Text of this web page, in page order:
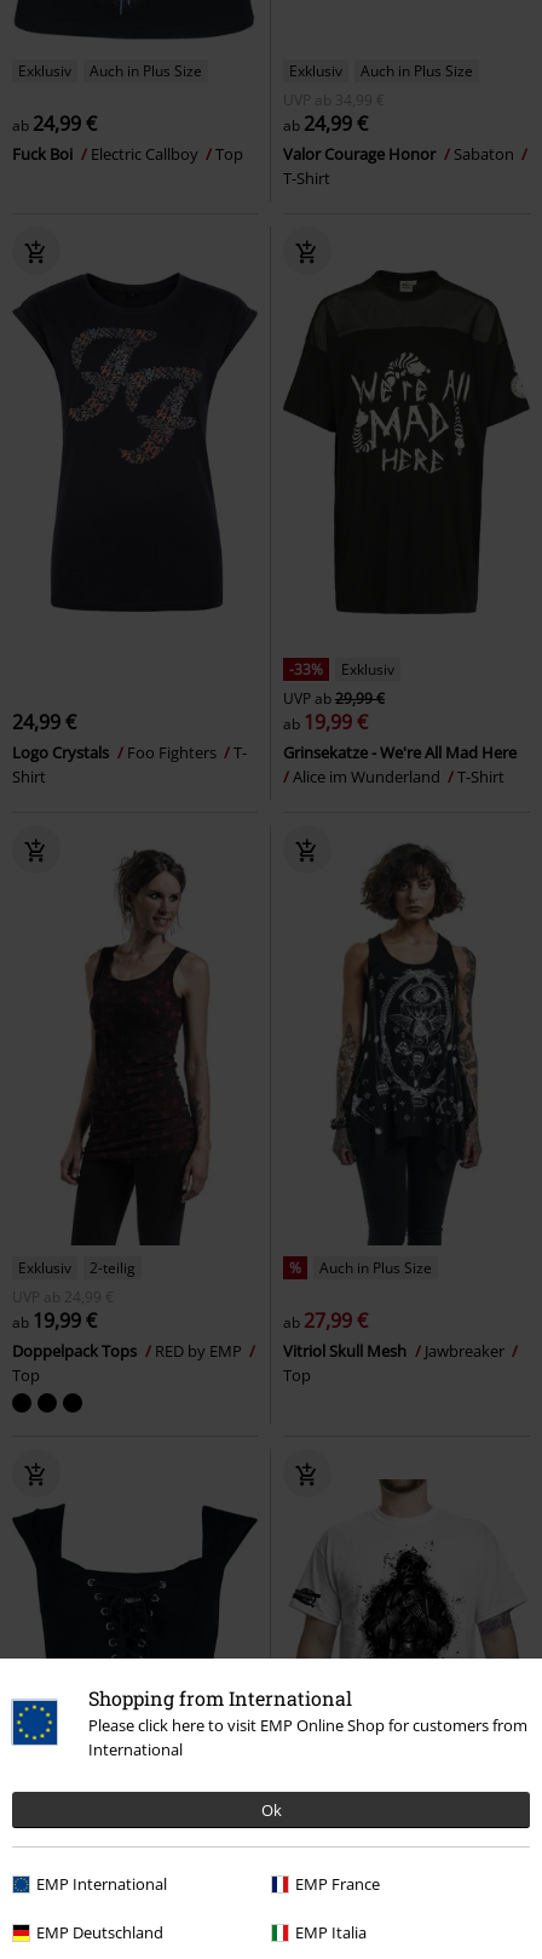
Shopping from International
Please click here to visit EMP Online Shop for customers from
International
Ok
EMP International EMP France
EMP Deutschland EMP Italia
Exklusiv Auch in Plus Size
ab 24,99 €
Fuck Boi Electric Callboy Top
Exklusiv
Auch in Plus Size
UVP
ab
34,99 €
ab 24,99 €
Valor Courage Honor
Sabaton
T-Shirt
24,99 €
Logo Crystals Foo Fighters
T-
Shirt
-33%
Exklusiv
UVPab29,99 €
ab 19,99 €
Grinsekatze - We're All Mad Here
Alice im Wunderland
T-Shirt
Exklusiv
2-teilig
UVP
ab 24,99 €
ab 19,99 €
Doppelpack Tops
RED by EMP
Top
% Auch in Plus Size
ab 27,99 €
Vitriol Skull Mesh
Jawbreaker
Top
Metalldetails Schnürung
38,99 € 19,99 €